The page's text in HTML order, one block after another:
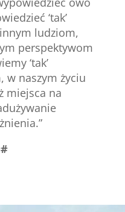
‘tak’
innym ludziom,
perspektywom
‘tak’
w naszym życiu
miejsca na